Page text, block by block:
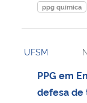
Controladoria-Geral da
Ministério da Mulher,
Secretaria-Geral
ppg química
UFSM
PPG em
defesa de